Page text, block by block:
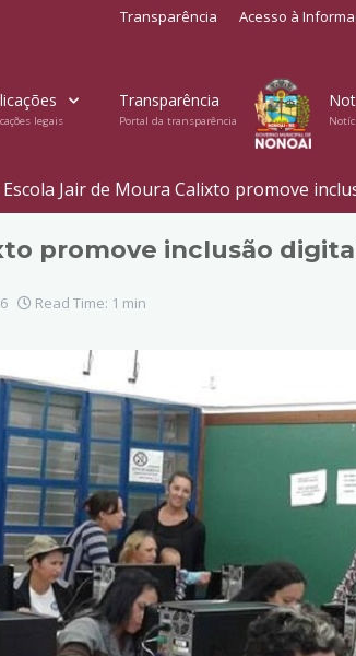
Transparência Acesso à
legais
Transparência
Portal da transparência
Escola Jair de Moura Calixto promove
promove inclusão
Read Time: 1 min